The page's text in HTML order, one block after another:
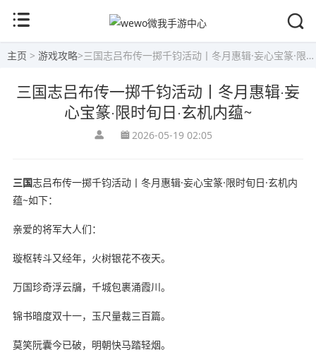
主页 > 游戏攻略>三国志吕布传一掷千钧活动丨冬月惠辑·妄心宝篆·限时旬日·玄机内蕴~
三国志吕布传一掷千钧活动丨冬月惠辑·妄
心宝篆·限时旬日·玄机内蕴~
2026-05-19 02:05
三国志吕布传一掷千钧活动丨冬月惠辑·妄心宝篆·限时旬日·玄机内
蕴~如下：
亲爱的将军大人们：
璇枢转斗又经年，火树银花不夜天。
万国珍奇浮云牖，千城包裹涌霞川。
锦书暗度双十一，玉尺量裁三百篇。
莫笑阮囊今已破，明朝快马踏轻烟。